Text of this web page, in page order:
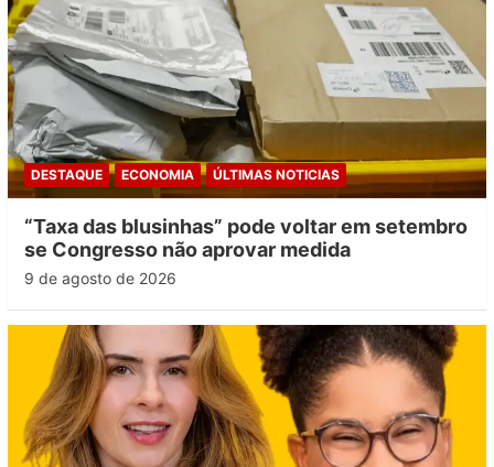
DESTAQUE ECONOMIA ÚLTIMAS NOTICIAS
“Taxa das blusinhas” pode voltar em setembro
se Congresso não aprovar medida
9 de agosto de 2026